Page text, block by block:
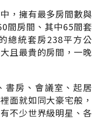
，擁有最多房間數與
間房間、其中65間套
總統套房238平方公
且最貴的房間，一晚
書房、會議室、起居
面就如同大豪宅般，
不少世界級明星、各